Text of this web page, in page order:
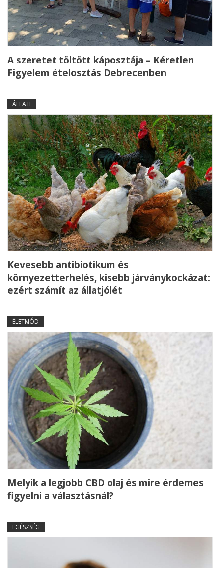
A szeretet töltött káposztája – Kéretlen
Figyelem ételosztás Debrecenben
ÁLLATI
Kevesebb antibiotikum és
környezetterhelés, kisebb járványkockázat:
ezért számít az állatjólét
ÉLETMÓD
Melyik a legjobb CBD olaj és mire érdemes
figyelni a választásnál?
EGÉSZSÉG